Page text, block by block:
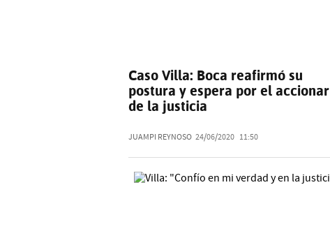
Caso Villa: Boca reafirmó su
postura y espera por el accionar
de la justicia
JUAMPI REYNOSO 24/06/2020 11:50